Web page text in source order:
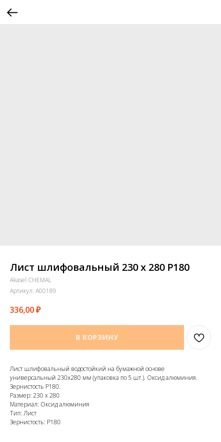
Лист шлифовальный 230 х 280 Р180
Akasel CHEMAL
Артикул: A00189
336,00₽
В КОРЗИНУ
Лист шлифовальный водостойкий на бумажной основе
универсальный 230х280 мм (упаковка по 5 шт.). Оксид алюминия.
Зернистость Р180.
Размер: 230 х 280
Материал: Оксид алюминия
Тип: Лист
Зернистость: Р180